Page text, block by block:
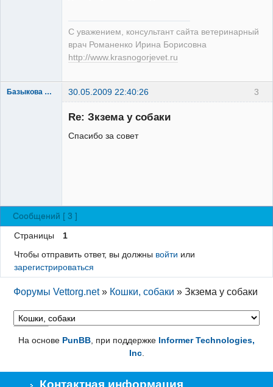
С уважением, консультант сайта ветеринарный
врач Романенко Ирина Борисовна
http://www.krasnogorjevet.ru
3
Базыкова Светлана 30.05.2009 22:40:26
Зарегистрированный
Re: Зкзема у собаки
Спасибо за совет
Сообщений [ 3 ]
Страницы
1
Чтобы отправить ответ, вы должны войти или
зарегистрироваться
Форумы Vettorg.net » Кошки, собаки »Зкзема у собаки
На основе PunBB, при поддержке Informer Technologies,
Inc.
Контактная информация